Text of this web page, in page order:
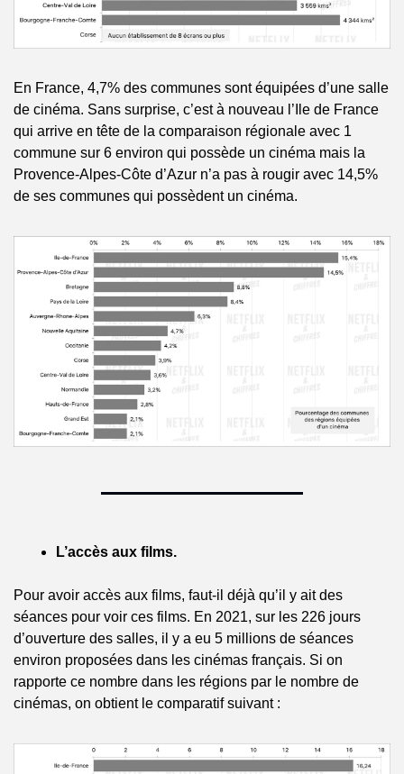
En France, 4,7% des communes sont équipées d’une salle
de cinéma. Sans surprise, c’est à nouveau l’Ile de France
qui arrive en tête de la comparaison régionale avec 1
commune sur 6 environ qui possède un cinéma mais la
Provence-Alpes-Côte d’Azur n’a pas à rougir avec 14,5%
de ses communes qui possèdent un cinéma.
L’accès aux films.
Pour avoir accès aux films, faut-il déjà qu’il y ait des
séances pour voir ces films. En 2021, sur les 226 jours
d’ouverture des salles, il y a eu 5 millions de séances
environ proposées dans les cinémas français. Si on
rapporte ce nombre dans les régions par le nombre de
cinémas, on obtient le comparatif suivant :